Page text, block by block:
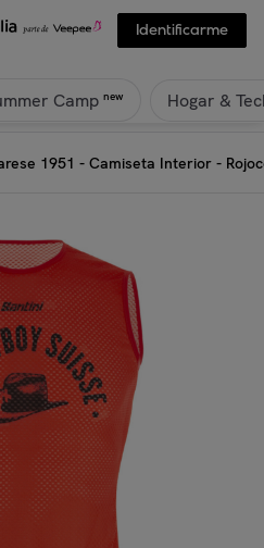
Identificarme
Camp new Hogar &
1951 - Camiseta Interior -